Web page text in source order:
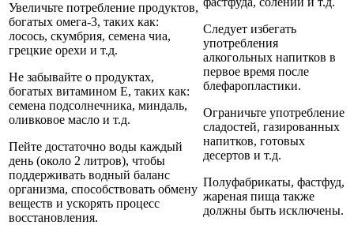
Увеличьте потребление продуктов,
богатых омега-3, таких как:
лосось, скумбрия, семена чиа,
грецкие орехи и т.д.
Не забывайте о продуктах,
богатых витамином Е, таких как:
семена подсолнечника, миндаль,
оливковое масло и т.д.
Пейте достаточно воды каждый
день (около 2 литров), чтобы
поддерживать водный баланс
организма, способствовать обмену
веществ и ускорять процесс
восстановления.
Следует избегать
употребления
алкогольных напитков в
первое время после
блефаропластики.
Ограничьте употребление
сладостей, газированных
напитков, готовых
десертов и т.д.
Полуфабрикаты, фастфуд,
жареная пища также
должны быть исключены.